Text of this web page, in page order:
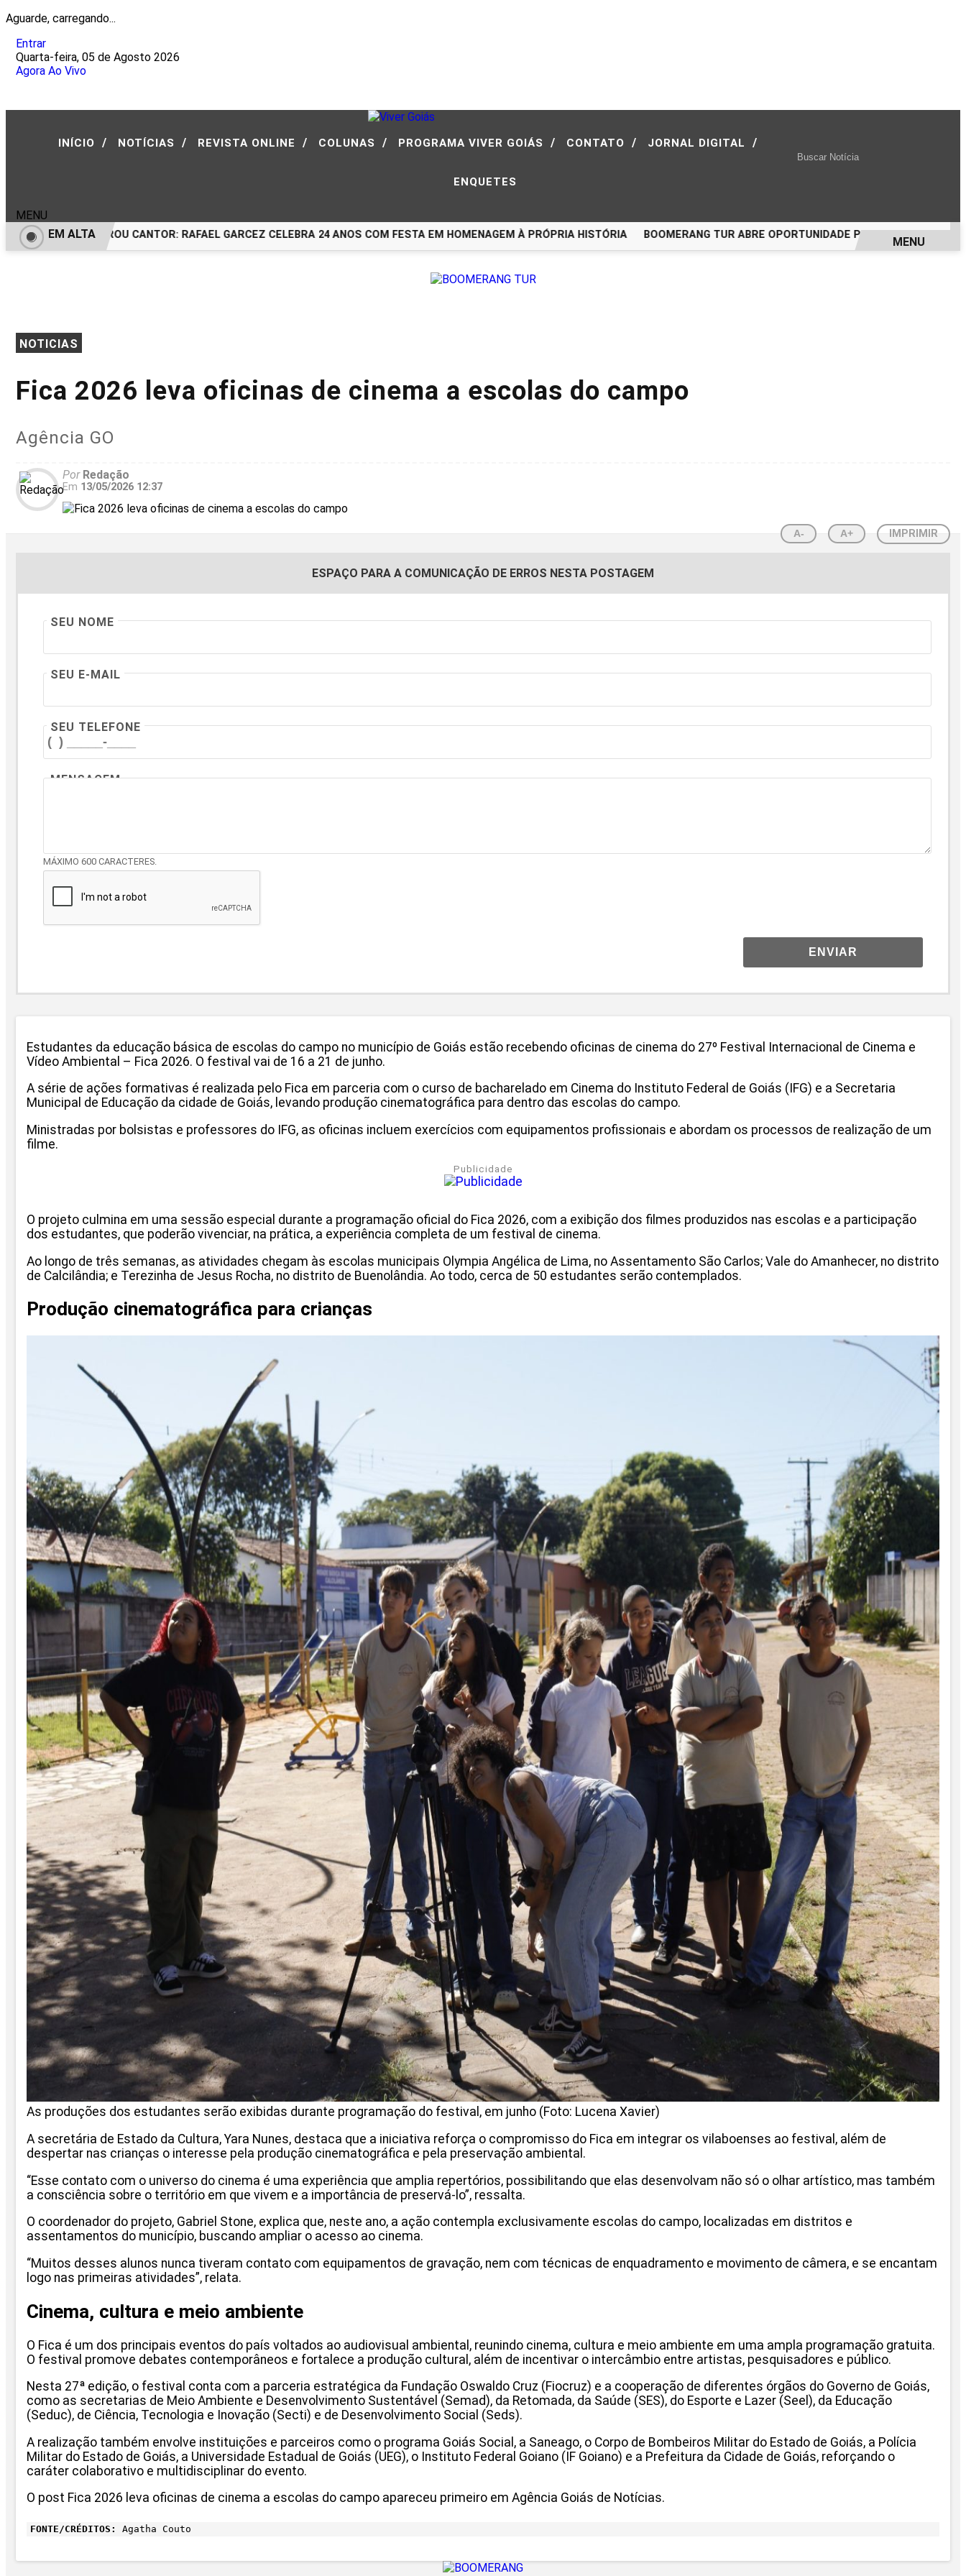
Aguarde, carregando...
Entrar
Quarta-feira, 05 de Agosto 2026
Agora Ao Vivo
INÍCIO / NOTÍCIAS / REVISTA ONLINE / COLUNAS / PROGRAMA VIVER GOIÁS / CONTATO / JORNAL DIGITAL /
ENQUETES
MENU
CIRCO QUE VIROU CANTOR: RAFAEL GARCEZ CELEBRA 24 ANOS COM FESTA EM HOMENAGEM À PRÓPRIA HISTÓRIA BOOMERANG TUR ABRE OPORTUNIDADE PARA VIAJAR A PORTO
EM ALTA
MENU
NOTICIAS
Fica 2026 leva oficinas de cinema a escolas do campo
Agência GO
PorRedação
Em 13/05/2026 12:37
A- A+ IMPRIMIR
ESPAÇO PARA A COMUNICAÇÃO DE ERROS NESTA POSTAGEM
SEU NOME
SEU E-MAIL
SEU TELEFONE
MENSAGEM
MÁXIMO 600 CARACTERES.
ENVIAR
Estudantes da educação básica de escolas do campo no município de Goiás estão recebendo oficinas de cinema do 27º Festival Internacional de Cinema e
Vídeo Ambiental – Fica 2026. O festival vai de 16 a 21 de junho.
A série de ações formativas é realizada pelo Fica em parceria com o curso de bacharelado em Cinema do Instituto Federal de Goiás (IFG) e a Secretaria
Municipal de Educação da cidade de Goiás, levando produção cinematográfica para dentro das escolas do campo.
Ministradas por bolsistas e professores do IFG, as oficinas incluem exercícios com equipamentos profissionais e abordam os processos de realização de um
filme.
Publicidade
O projeto culmina em uma sessão especial durante a programação oficial do Fica 2026, com a exibição dos filmes produzidos nas escolas e a participação
dos estudantes, que poderão vivenciar, na prática, a experiência completa de um festival de cinema.
Ao longo de três semanas, as atividades chegam às escolas municipais Olympia Angélica de Lima, no Assentamento São Carlos; Vale do Amanhecer, no distrito
de Calcilândia; e Terezinha de Jesus Rocha, no distrito de Buenolândia. Ao todo, cerca de 50 estudantes serão contemplados.
Produção cinematográfica para crianças
As produções dos estudantes serão exibidas durante programação do festival, em junho (Foto: Lucena Xavier)
A secretária de Estado da Cultura, Yara Nunes, destaca que a iniciativa reforça o compromisso do Fica em integrar os vilaboenses ao festival, além de
despertar nas crianças o interesse pela produção cinematográfica e pela preservação ambiental.
“Esse contato com o universo do cinema é uma experiência que amplia repertórios, possibilitando que elas desenvolvam não só o olhar artístico, mas também
a consciência sobre o território em que vivem e a importância de preservá-lo”, ressalta.
O coordenador do projeto, Gabriel Stone, explica que, neste ano, a ação contempla exclusivamente escolas do campo, localizadas em distritos e
assentamentos do município, buscando ampliar o acesso ao cinema.
“Muitos desses alunos nunca tiveram contato com equipamentos de gravação, nem com técnicas de enquadramento e movimento de câmera, e se encantam
logo nas primeiras atividades”, relata.
Cinema, cultura e meio ambiente
O Fica é um dos principais eventos do país voltados ao audiovisual ambiental, reunindo cinema, cultura e meio ambiente em uma ampla programação gratuita.
O festival promove debates contemporâneos e fortalece a produção cultural, além de incentivar o intercâmbio entre artistas, pesquisadores e público.
Nesta 27ª edição, o festival conta com a parceria estratégica da Fundação Oswaldo Cruz (Fiocruz) e a cooperação de diferentes órgãos do Governo de Goiás,
como as secretarias de Meio Ambiente e Desenvolvimento Sustentável (Semad), da Retomada, da Saúde (SES), do Esporte e Lazer (Seel), da Educação
(Seduc), de Ciência, Tecnologia e Inovação (Secti) e de Desenvolvimento Social (Seds).
A realização também envolve instituições e parceiros como o programa Goiás Social, a Saneago, o Corpo de Bombeiros Militar do Estado de Goiás, a Polícia
Militar do Estado de Goiás, a Universidade Estadual de Goiás (UEG), o Instituto Federal Goiano (IF Goiano) e a Prefeitura da Cidade de Goiás, reforçando o
caráter colaborativo e multidisciplinar do evento.
O post Fica 2026 leva oficinas de cinema a escolas do campo apareceu primeiro em Agência Goiás de Notícias.
FONTE/CRÉDITOS: Agatha Couto